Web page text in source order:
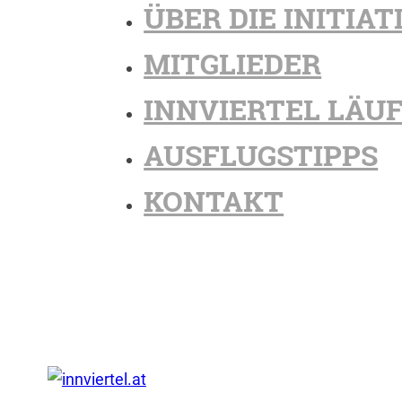
ÜBER DIE
MITGLIEDER
INNVIERTEL
AUSFLUGSTIPPS
KONTAKT